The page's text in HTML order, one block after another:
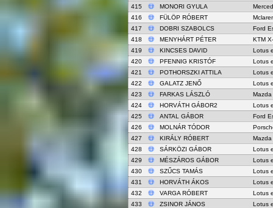
415
MONORI GYULA
416
FÜLÖP RÓBERT
417
DOBRI SZABOLCS
Ford
418
MENYHÁRT PÉTER
KTM
419
KINCSES DAVID
Lotus
420
PFENNIG KRISTÓF
Lotus
421
POTHORSZKI ATTILA
Lotus
422
GALATZ JENŐ
Lotus
423
FARKAS LÁSZLÓ
Mazda
424
HORVÁTH GÁBOR2
Lotus
425
ANTAL GÁBOR
Ford
426
MOLNÁR TÓDOR
427
KIRÁLY RÓBERT
Mazda
428
SÁRKÖZI GÁBOR
Lotus
429
MÉSZÁROS GÁBOR
Lotus
430
SZŰCS TAMÁS
Lotus
431
HORVÁTH ÁKOS
Lotus
432
VARGA RÓBERT
Lotus
433
ZSINOR JÁNOS
Lotus